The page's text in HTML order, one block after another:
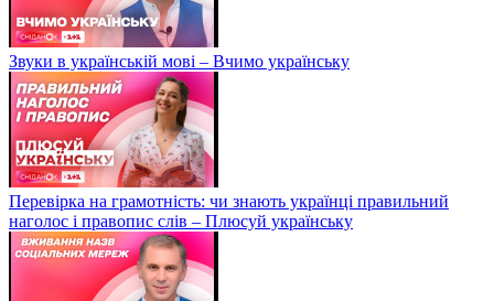
Звуки в українській мові – Вчимо українську
Перевірка на грамотність: чи знають українці правильний
наголос і правопис слів – Плюсуй українську